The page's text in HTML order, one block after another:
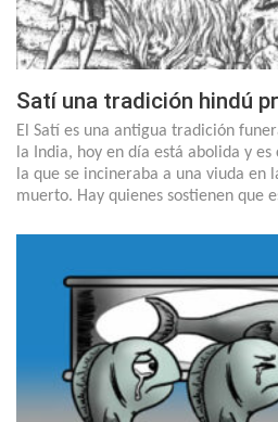
Satí una tradición hindú
El Satí es una antigua tradición
la India, hoy en día está abolida y
la que se incineraba a una viuda en
muerto. Hay quienes sostienen que